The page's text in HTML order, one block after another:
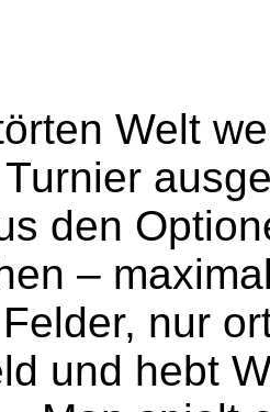
Welt
den
–
nur
und hebt